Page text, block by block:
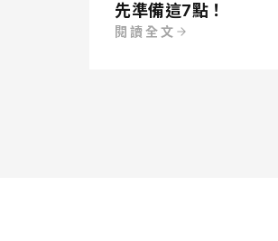
先準備這7點！
閱讀全文